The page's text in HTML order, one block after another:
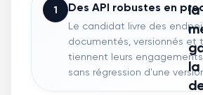
la
1 Des API robustes en
Le candidat livre des
documentés, versionnés et
tiennent leurs
sans régression d'une